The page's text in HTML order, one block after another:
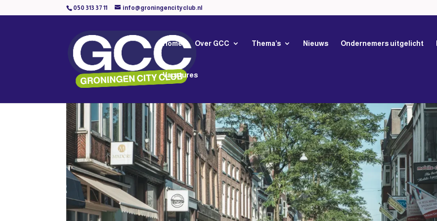
050 313 37 11 info@groningencityclub.nl
Home Over GCC Thema’s Nieuws Ondernemers uitgelicht
Vacatures